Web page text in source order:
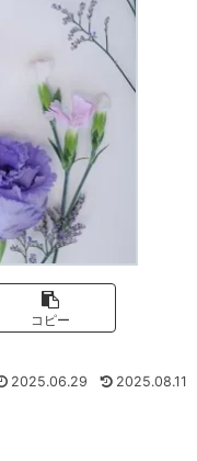
コピー
2025.06.29 2025.08.11